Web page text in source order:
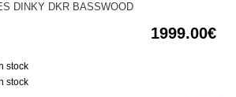
DINKY DKR BASSWOOD
1999.00
stock
stock